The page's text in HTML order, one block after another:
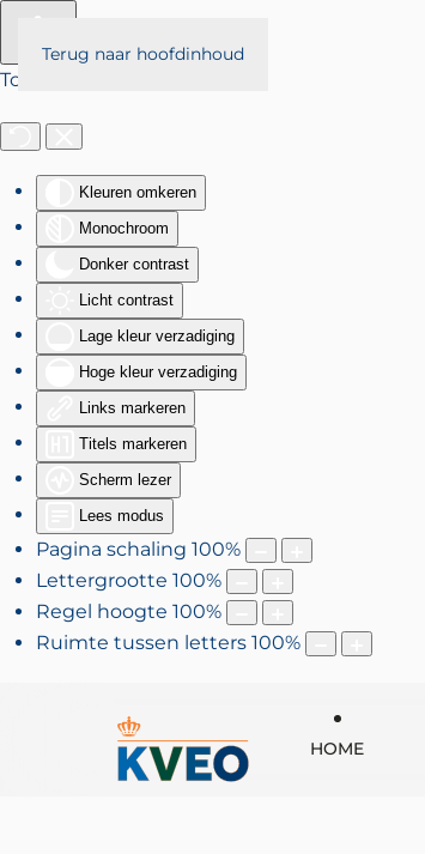
Toegankelijkheid
Kleuren omkeren
Monochroom
Donker contrast
Licht contrast
Lage kleur verzadiging
Hoge kleur verzadiging
Links markeren
Titels markeren
Scherm lezer
Lees modus
Pagina schaling 100%
Lettergrootte 100%
Regel hoogte 100%
Ruimte tussen letters 100%
Terug naar hoofdinhoud
HOME